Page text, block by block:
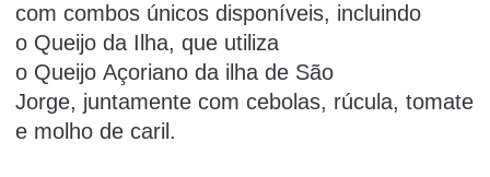
com combos únicos disponíveis, incluindo
o Queijo da Ilha, que utiliza
o Queijo Açoriano da ilha de São
Jorge, juntamente com cebolas, rúcula, tomate
e molho de caril.